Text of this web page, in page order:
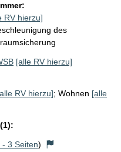
RV hierzu]
des
[alle RV hierzu]
RV hierzu]; Wohnen [alle
- 3 Seiten)